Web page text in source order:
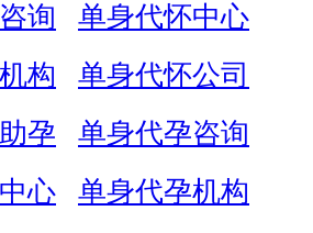
询
单身代怀中心
构
单身代怀公司
孕
单身代孕咨询
心
单身代孕机构